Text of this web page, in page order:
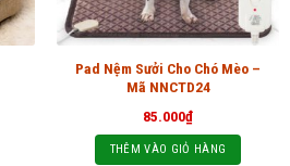
Pad Nệm Sưởi Cho Chó Mèo –
Mã NNCTD24
85.000₫
THÊM VÀO GIỎ HÀNG